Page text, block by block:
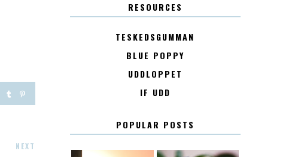
NEXT
RESOURCES
TESKEDSGUMMAN
BLUE POPPY
UDDLOPPET
IF UDD
POPULAR POSTS